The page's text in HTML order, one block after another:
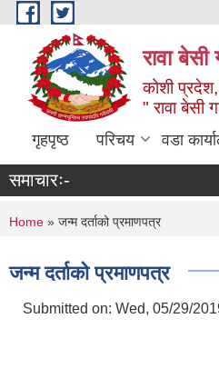
Skip to main content
रावा बेसी
कोशी
" रावा बेसी
गृहपृष्ठ परिचय वडा
समाचारः-
You are here
Home » जन्म दर्ताको प्रमाणपत्र
जन्म दर्ताको प्रमाणपत्र
Submitted on: Wed, 05/29/